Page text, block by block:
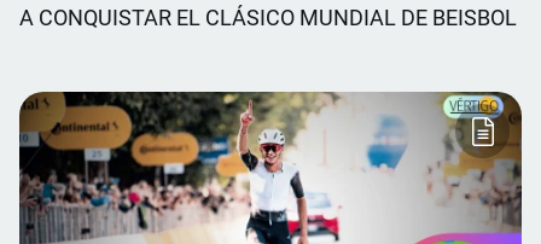
A CONQUISTAR EL CLÁSICO MUNDIAL DE BEISBOL